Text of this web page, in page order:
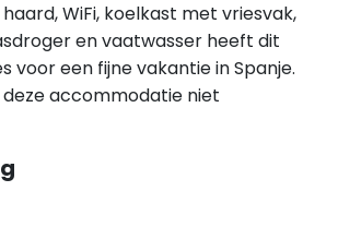
WiFi, koelkast met vriesvak,
en vaatwasser heeft dit
voor een fijne vakantie in Spanje.
deze accommodatie niet